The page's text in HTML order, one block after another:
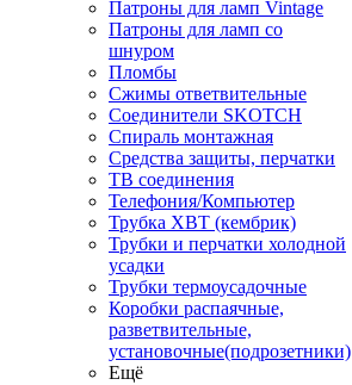
Патроны для ламп Vintage
Патроны для ламп со
шнуром
Пломбы
Сжимы ответвительные
Соединители SKOTCH
Спираль монтажная
Средства защиты, перчатки
ТВ соединения
Телефония/Компьютер
Трубка ХВТ (кембрик)
Трубки и перчатки холодной
усадки
Трубки термоусадочные
Коробки распаячные,
разветвительные,
установочные(подрозетники)
Ещё